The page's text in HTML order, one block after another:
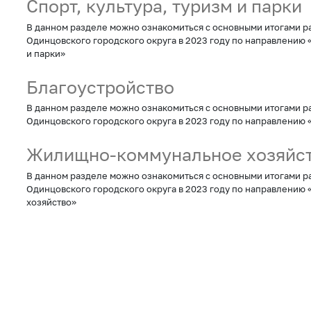
Спорт, культура, туризм и парки
В данном разделе можно ознакомиться с основными итогами
Одинцовского городского округа в 2023 году по направлению
и парки»
Благоустройство
В данном разделе можно ознакомиться с основными итогами
Одинцовского городского округа в 2023 году по направлению
Жилищно-коммунальное
В данном разделе можно ознакомиться с основными итогами
Одинцовского городского округа в 2023 году по
хозяйство»